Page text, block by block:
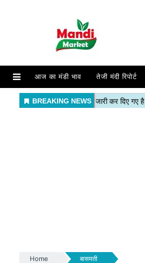
आज का मंडी भाव तेजी मंदी रिपोर्ट
Home बासमती